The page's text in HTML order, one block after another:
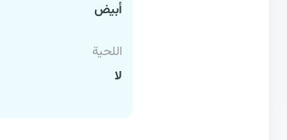
أبيض
اللحية
لا